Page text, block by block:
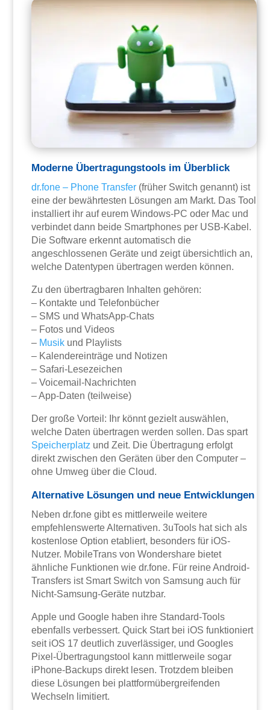
Moderne Übertragungstools im Überblick
dr.fone – Phone Transfer (früher Switch genannt) ist
eine der bewährtesten Lösungen am Markt. Das Tool
installiert ihr auf eurem Windows-PC oder Mac und
verbindet dann beide Smartphones per USB-Kabel.
Die Software erkennt automatisch die
angeschlossenen Geräte und zeigt übersichtlich an,
welche Datentypen übertragen werden können.
Zu den übertragbaren Inhalten gehören:
– Kontakte und Telefonbücher
– SMS und WhatsApp-Chats
– Fotos und Videos
– Musik und Playlists
– Kalendereinträge und Notizen
– Safari-Lesezeichen
– Voicemail-Nachrichten
– App-Daten (teilweise)
Der große Vorteil: Ihr könnt gezielt auswählen,
welche Daten übertragen werden sollen. Das spart
Speicherplatz und Zeit. Die Übertragung erfolgt
direkt zwischen den Geräten über den Computer –
ohne Umweg über die Cloud.
Alternative Lösungen und neue Entwicklungen
Neben dr.fone gibt es mittlerweile weitere
empfehlenswerte Alternativen. 3uTools hat sich als
kostenlose Option etabliert, besonders für iOS-
Nutzer. MobileTrans von Wondershare bietet
ähnliche Funktionen wie dr.fone. Für reine Android-
Transfers ist Smart Switch von Samsung auch für
Nicht-Samsung-Geräte nutzbar.
Apple und Google haben ihre Standard-Tools
ebenfalls verbessert. Quick Start bei iOS funktioniert
seit iOS 17 deutlich zuverlässiger, und Googles
Pixel-Übertragungstool kann mittlerweile sogar
iPhone-Backups direkt lesen. Trotzdem bleiben
diese Lösungen bei plattformübergreifenden
Wechseln limitiert.